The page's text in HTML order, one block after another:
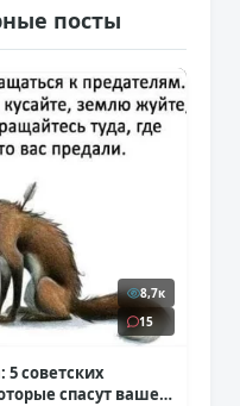
посты
8,7к
15
5 советских
спасут ваше